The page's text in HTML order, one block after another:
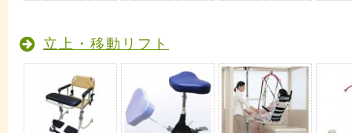
立上・移動リフト